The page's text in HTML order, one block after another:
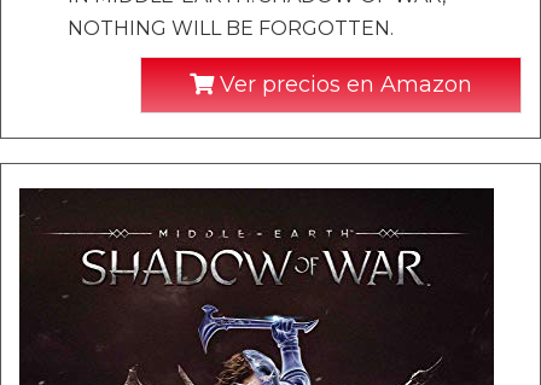
NOTHING WILL BE FORGOTTEN.
Ver precios en Amazon